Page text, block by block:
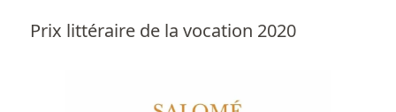
Prix littéraire de la vocation 2020